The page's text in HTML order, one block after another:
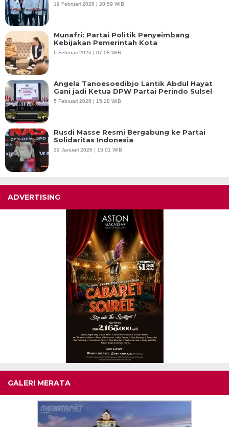
19 Februari 2026 | 20:59 WIB
Munafri: Partai Politik Penyeimbang
Kebijakan Pemerintah Kota
6 Februari 2026 | 07:08 WIB
Angela Tanoesoedibjo Lantik Abdul Hayat
Gani jadi Ketua DPW Partai Perindo Sulsel
5 Februari 2026 | 15:28 WIB
Rusdi Masse Resmi Bergabung ke Partai
Solidaritas Indonesia
29 Januari 2026 | 15:01 WIB
ADVERTISING
GALERI MERATA